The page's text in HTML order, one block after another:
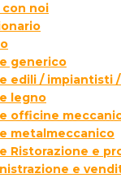
con noi
generico
edili / impiantisti
legno
officine
metalmeccanico
Ristorazione e
e